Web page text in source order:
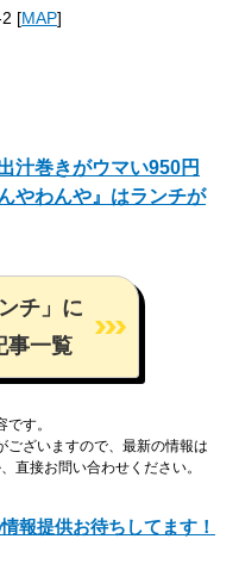
[MAP]
汁巻きがウマい950円
やわんや』はランチが
チ」に
事一覧
す。
ございますので、最新の情報は
直接お問い合わせください。
報提供お待ちしてます！